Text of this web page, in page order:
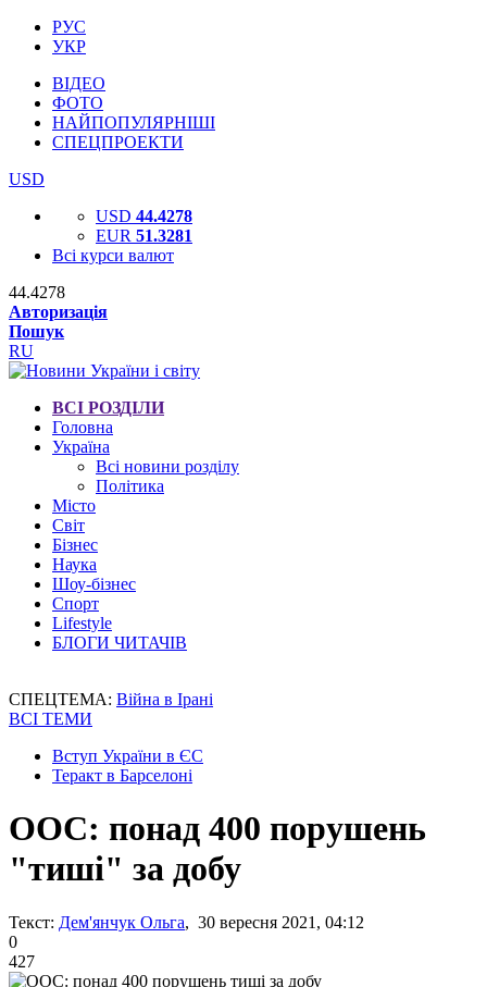
РУС
УКР
ВІДЕО
ФОТО
НАЙПОПУЛЯРНІШІ
СПЕЦПРОЕКТИ
USD
USD 44.4278
EUR 51.3281
Всі курси валют
44.4278
Авторизація
Пошук
RU
ВСІ РОЗДІЛИ
Головна
Україна
Всі новини розділу
Політика
Місто
Світ
Бізнес
Наука
Шоу-бізнес
Спорт
Lifestyle
БЛОГИ ЧИТАЧІВ
СПЕЦТЕМА: Війна в Ірані
ВСІ ТЕМИ
Вступ України в ЄС
Теракт в Барселоні
ООС: понад 400 порушень
"тиші" за добу
Текст: Дем'янчук Ольга, 30 вересня 2021, 04:12
0
427